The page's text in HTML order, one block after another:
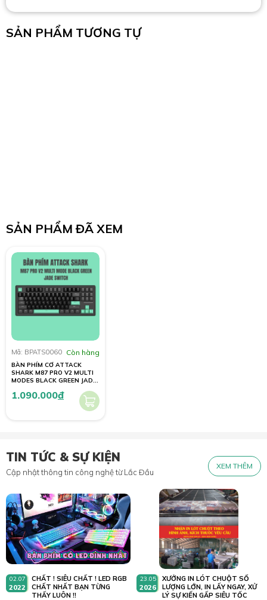
SẢN PHẨM TƯƠNG TỰ
SẢN PHẨM ĐÃ XEM
Mã: BPATS0060 Còn hàng
BÀN PHÍM CƠ ATTACK
SHARK M87 PRO V2 MULTI
MODES BLACK GREEN JADE
1.090.000đ
TIN TỨC & SỰ KIỆN
Cập nhật thông tin công nghệ từ Lắc Đầu
XEM THÊM
02.07
2022
CHẤT ! SIÊU CHẤT ! LED RGB
CHẤT NHẤT BẠN TỪNG
THẤY LUÔN !!
23.05
2026
XƯỞNG IN LÓT CHUỘT SỐ
LƯỢNG LỚN, IN LẤY NGAY, XỬ
LÝ SỰ KIẾN GẤP SIÊU TỐC